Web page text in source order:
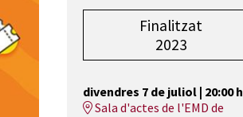
Finalitzat
2023
divendres 7 de juliol| 20:00 h
Sala d'actes de l'EMD de